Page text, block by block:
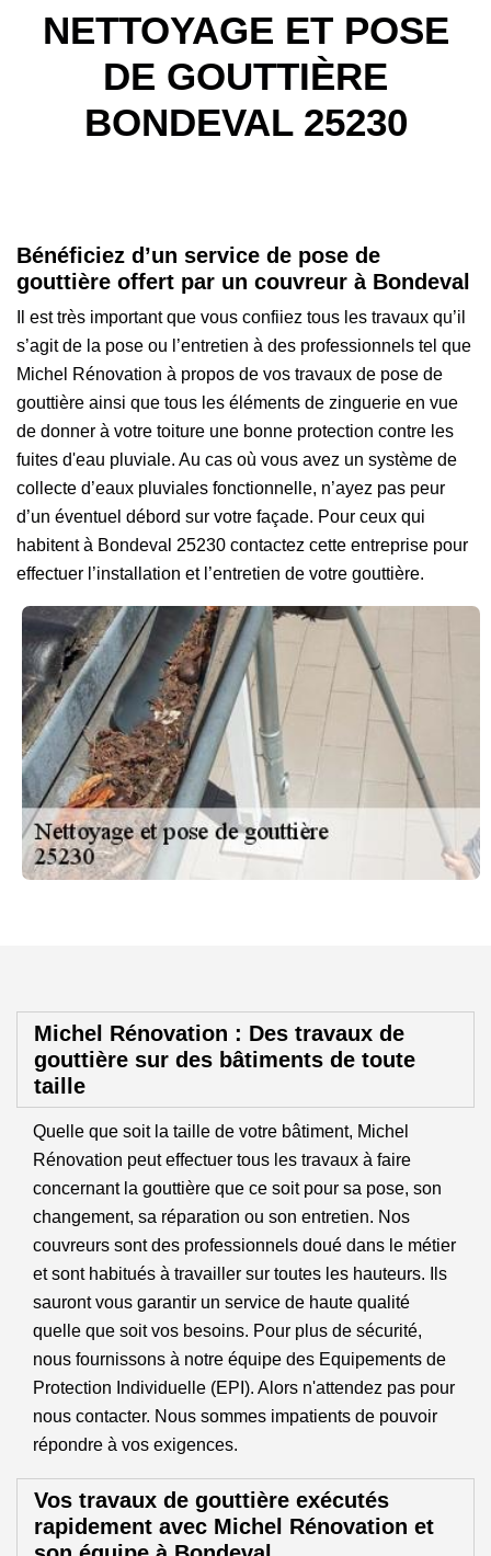
NETTOYAGE ET POSE
DE GOUTTIÈRE
BONDEVAL 25230
Bénéficiez d’un service de pose de
gouttière offert par un couvreur à Bondeval
Il est très important que vous confiiez tous les travaux qu’il
s’agit de la pose ou l’entretien à des professionnels tel que
Michel Rénovation à propos de vos travaux de pose de
gouttière ainsi que tous les éléments de zinguerie en vue
de donner à votre toiture une bonne protection contre les
fuites d'eau pluviale. Au cas où vous avez un système de
collecte d’eaux pluviales fonctionnelle, n’ayez pas peur
d’un éventuel débord sur votre façade. Pour ceux qui
habitent à Bondeval 25230 contactez cette entreprise pour
effectuer l’installation et l’entretien de votre gouttière.
Michel Rénovation : Des travaux de
gouttière sur des bâtiments de toute
taille
Quelle que soit la taille de votre bâtiment, Michel
Rénovation peut effectuer tous les travaux à faire
concernant la gouttière que ce soit pour sa pose, son
changement, sa réparation ou son entretien. Nos
couvreurs sont des professionnels doué dans le métier
et sont habitués à travailler sur toutes les hauteurs. Ils
sauront vous garantir un service de haute qualité
quelle que soit vos besoins. Pour plus de sécurité,
nous fournissons à notre équipe des Equipements de
Protection Individuelle (EPI). Alors n'attendez pas pour
nous contacter. Nous sommes impatients de pouvoir
répondre à vos exigences.
Vos travaux de gouttière exécutés
rapidement avec Michel Rénovation et